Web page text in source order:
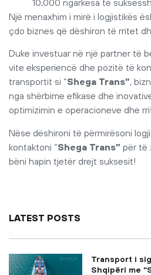
10,000 ngarkesa të
Një menaxhim i mirë i logjistikës
çdo biznes që dëshiron të rritet
Duke investuar në një partner të
vite eksperiencë dhe pozitë të
transportit si “Shega Trans”,
nga shërbime efikase dhe
optimizimin e operacioneve dhe
Nëse dëshironi të përmirësoni
kontaktoni “Shega Trans” për të
bëni hapin tjetër drejt suksesit!
LATEST POSTS
Transport i
Shqipëri me